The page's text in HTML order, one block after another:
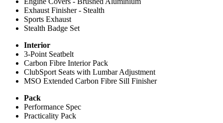
Exhaust Finisher - Stealth
Sports Exhaust
Stealth Badge Set
Interior
3-Point Seatbelt
Carbon Fibre Interior Pack
ClubSport Seats with Lumbar Adjustment
MSO Extended Carbon Fibre Sill Finisher
Pack
Performance Spec
Practicality Pack